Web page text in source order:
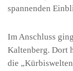
spannenden
Im Anschluss
Kaltenberg. Dort
die